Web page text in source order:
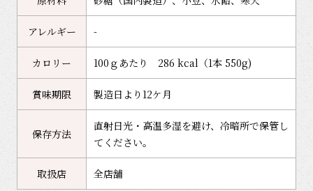
アレルギー -
カロリー 100ｇあたり 286 kcal（1本 550g)
賞味期限 製造日より12ケ月
保存方法
直射日光・高温多湿を避け、冷暗所で保管し
てください。
取扱店 全店舗